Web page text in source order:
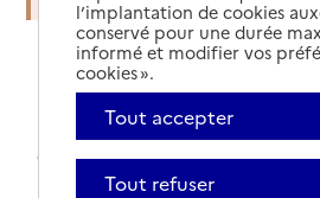
Annuaires et
Avec nos annuaires,
comparez les prix des EHPAD
site de votre département
l’implantation de cookies
conservé pour une durée
informé et modifier vos
cookies ».
Tout accepter
Tout refuser